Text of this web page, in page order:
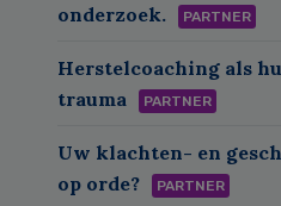
onderzoek.
PARTNER
Herstelcoaching als
trauma
PARTNER
Uw klachten- en
op orde?
PARTNER